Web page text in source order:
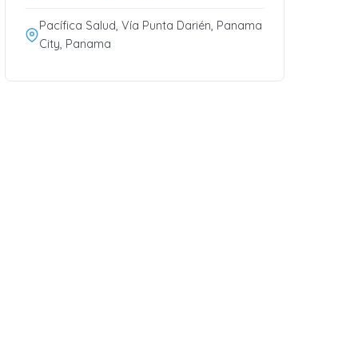
Pacífica Salud, Vía Punta Darién, Panama
City, Panama